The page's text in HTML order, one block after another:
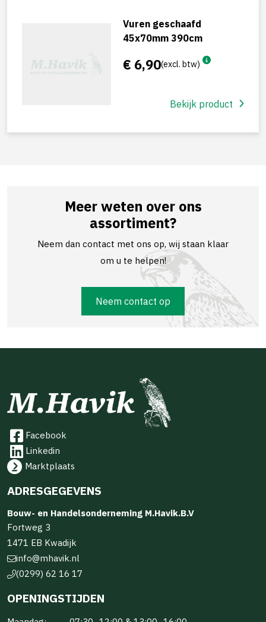
Vuren geschaafd
45x70mm 390cm
€ 6,90(excl. btw)
Bekijk product
Meer weten over ons
assortiment?
Neem dan contact met ons op, wij staan klaar
om u te helpen!
Neem contact op
Facebook
Linkedin
Marktplaats
ADRESGEGEVENS
Bouw- en Handelsonderneming M.Havik.B.V
Fortweg 3
1471 EB Kwadijk
info@mhavik.nl
(0299) 62 16 17
OPENINGSTIJDEN